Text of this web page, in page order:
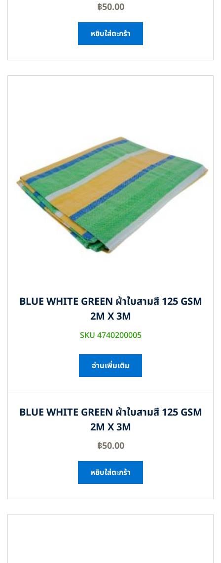
฿50.00
หยิบใส่ตะกร้า
BLUE WHITE GREEN ผ้าใบสามสี 125 GSM
2M X 3M
SKU 4740200005
อ่านเพิ่มเติม
BLUE WHITE GREEN ผ้าใบสามสี 125 GSM
2M X 3M
฿50.00
หยิบใส่ตะกร้า